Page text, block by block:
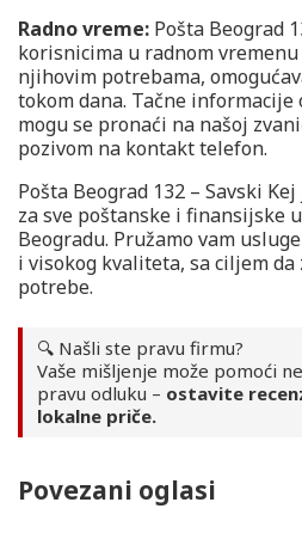
Radno vreme: Pošta Beograd
korisnicima u radnom
njihovim potrebama,
tokom dana. Tačne informacije
mogu se pronaći na našoj
pozivom na kontakt telefon.
Pošta Beograd 132 – Savski
za sve poštanske i finansijske
Beogradu. Pružamo vam
i visokog kvaliteta, sa ciljem da
potrebe.
🔍 Našli ste pravu firmu?
Vaše mišljenje može pomoći
pravu odluku – ostavite
lokalne priče.
Povezani oglasi